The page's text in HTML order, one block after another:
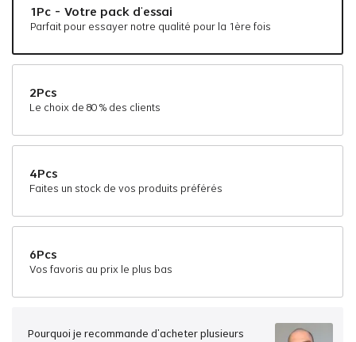
#7 #7ASH
Blonde
1Pc - Votre pack d'essai
Parfait pour essayer notre qualité pour la 1ère fois
2Pcs
Le choix de 80 % des clients
4Pcs
Faites un stock de vos produits préférés
6Pcs
Vos favoris au prix le plus bas
Pourquoi je recommande d'acheter plusieurs